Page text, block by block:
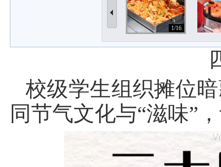
1/16
校级学生组织摊位
同节气文化与“滋味”